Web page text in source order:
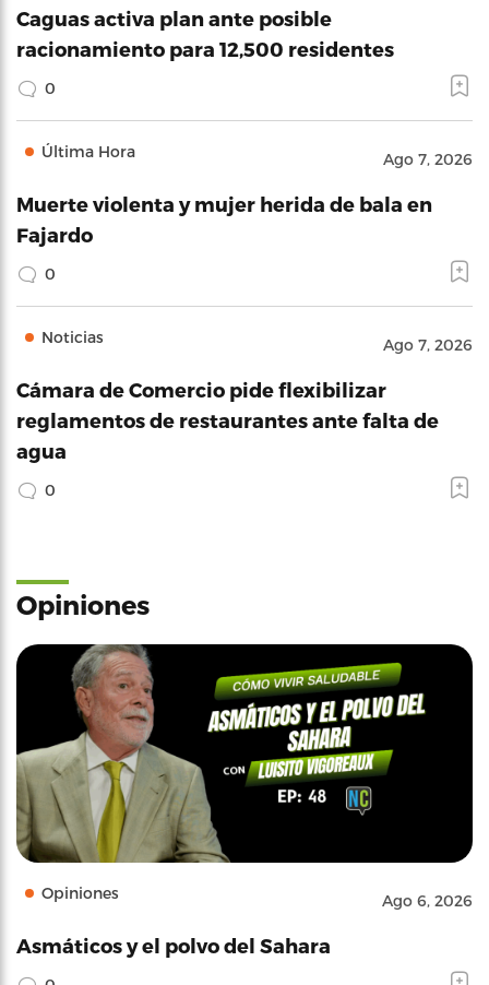
Caguas activa plan ante posible
racionamiento para 12,500 residentes
0
Última Hora Ago 7, 2026
Muerte violenta y mujer herida de bala en
Fajardo
0
Noticias Ago 7, 2026
Cámara de Comercio pide flexibilizar
reglamentos de restaurantes ante falta de
agua
0
Opiniones
Opiniones Ago 6, 2026
Asmáticos y el polvo del Sahara